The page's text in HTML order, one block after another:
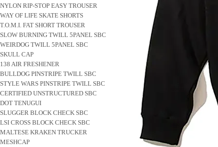
NYLON RIP-STOP EASY TROUSER
WAY OF LIFE SKATE SHORTS
T.O.M.I. FAT SHORT TROUSER
SLOW BURNING TWILL 5PANEL SBC
WEIRDOG TWILL 5PANEL SBC
SKULL CAP
138 AIR FRESHENER
BULLDOG PINSTRIPE TWILL SBC
STYLE WARS PINSTRIPE TWILL SBC
CERTIFIED UNSTRUCTURED SBC
DOT TENUGUI
SLUGGER BLOCK CHECK SBC
LSI CROSS BLOCK CHECK SBC
MALTESE KRAKEN TRUCKER
MESHCAP